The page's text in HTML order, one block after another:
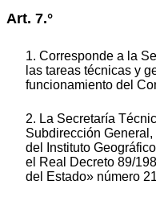
Art. 7.°
1. Corresponde a la
las tareas técnicas y
funcionamiento del
2. La Secretaría
Subdirección
del Instituto
el Real Decreto 89/
del Estado» número